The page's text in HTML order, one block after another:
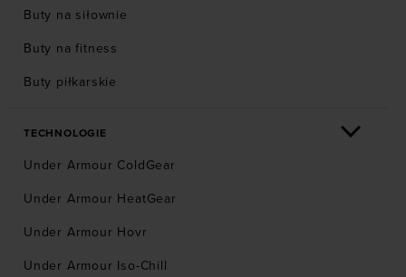
Buty na siłownie
Buty na fitness
Buty piłkarskie
TECHNOLOGIE
Under Armour ColdGear
Under Armour HeatGear
Under Armour Hovr
Under Armour Iso-Chill